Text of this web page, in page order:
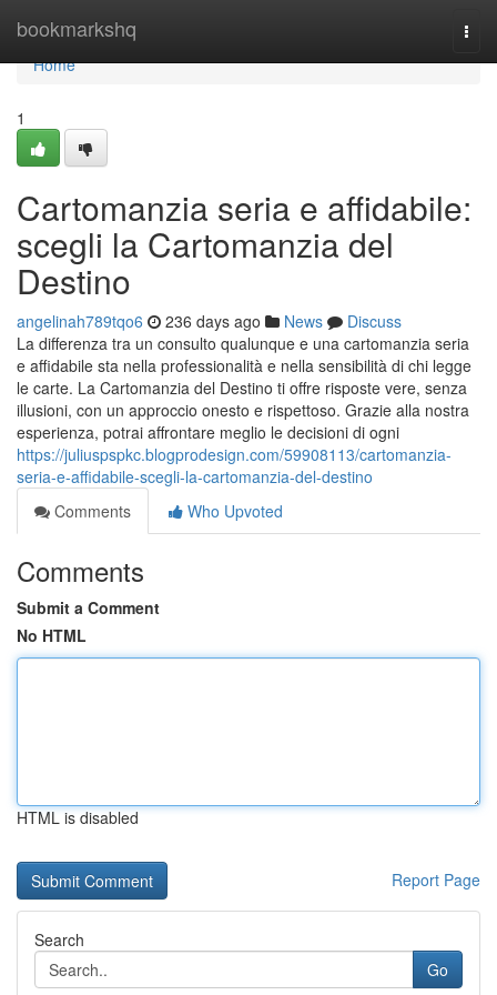
bookmarkshq
Home
Home
1
Cartomanzia seria e affidabile:
scegli la Cartomanzia del
Destino
angelinah789tqo6 236 days ago News
Discuss
La differenza tra un consulto qualunque e una cartomanzia seria
e affidabile sta nella professionalità e nella sensibilità di chi legge
le carte. La Cartomanzia del Destino ti offre risposte vere, senza
illusioni, con un approccio onesto e rispettoso. Grazie alla nostra
esperienza, potrai affrontare meglio le decisioni di ogni
https://juliuspspkc.blogprodesign.com/59908113/cartomanzia-
seria-e-affidabile-scegli-la-cartomanzia-del-destino
Comments
Who Upvoted
Comments
Submit a Comment
No HTML
HTML is disabled
Report Page
Search
Go